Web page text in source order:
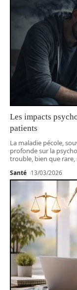
Les impacts
patients
La maladie pécole,
profonde sur la
trouble, bien que rare,
Santé 13/03/2026